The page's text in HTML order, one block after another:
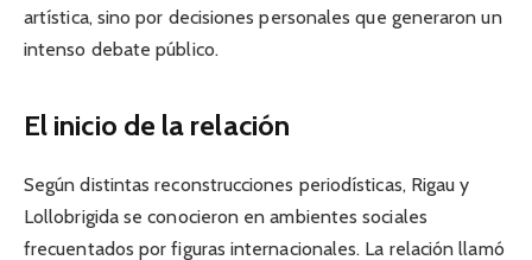
artística, sino por decisiones personales que generaron un
intenso debate público.
El inicio de la relación
Según distintas reconstrucciones periodísticas, Rigau y
Lollobrigida se conocieron en ambientes sociales
frecuentados por figuras internacionales. La relación llamó